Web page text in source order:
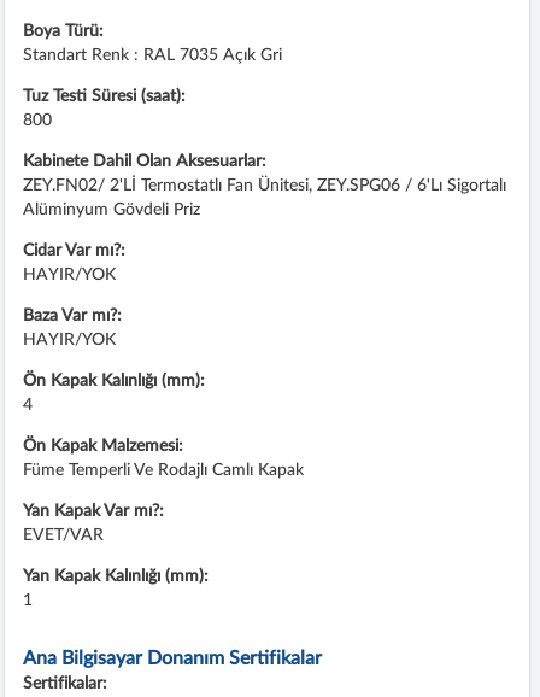
Boya Türü:
Standart Renk : RAL 7035 Açık Gri
Tuz Testi Süresi (saat):
800
Kabinete Dahil Olan Aksesuarlar:
ZEY.FN02/ 2'lİ Termostatlı Fan Ünitesi, ZEY.SPG06 / 6'lı Sigortalı
Alüminyum Gövdeli Priz
Cidar Var mı?:
HAYIR/YOK
Baza Var mı?:
HAYIR/YOK
Ön Kapak Kalınlığı (mm):
4
Ön Kapak Malzemesi:
Füme Temperli Ve Rodajlı Camlı Kapak
Yan Kapak Var mı?:
EVET/VAR
Yan Kapak Kalınlığı (mm):
1
Ana Bilgisayar Donanım Sertifikalar
Sertifikalar: